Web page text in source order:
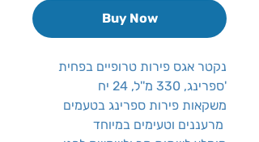
Buy Now
נקטר אגס פירות טרופיים בפחית
ספרינג, 330 מ''ל, 24 יח'
משקאות פירות ספרינג בטעמים